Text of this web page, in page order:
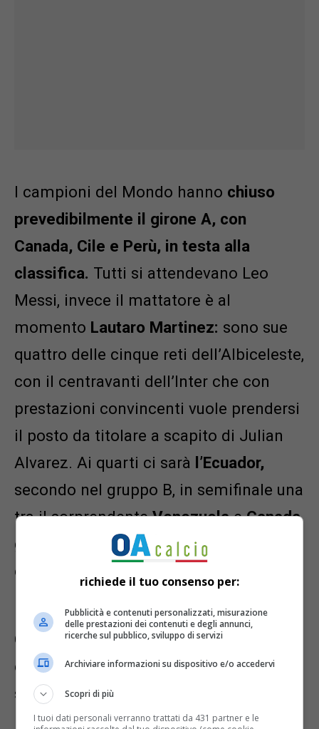
I campioni del Mondo hanno chiuso
prevedibilmente il girone A, con
Canada, Cile e Perù, in testa alla
classifica. Tutti si attendevano Leo
Messi, invece il mattatore è al
momento Lautaro Martinez: sono sue
quattro delle cinque reti dell’Albiceleste,
con il centravanti dell’Inter che con
prestazioni convincenti vuole prendersi
il posto da titolare a scapito di Julian
Alvarez. Ai quarti ci sarà l’Ecuador,
secondo nel gruppo B, in semifinale una
tra il sorprendenteVenezuelaeCanada
già battuto nella prima fase: per Messi
e compagni il cammino, salvo
Qualche difficoltà in più per il Brasile,
che non si è sforzato più di tanto per
superare il primo taglio nel gruppo D.
Basta la vittoria con ilParaguayed i
richiede il tuo consenso per:
Pubblicità e contenuti personalizzati, misurazione
delle prestazioni dei contenuti e degli annunci,
ricerche sul pubblico, sviluppo di servizi
Archiviare informazioni su dispositivo e/o accedervi
Scopri di più
I tuoi dati personali verranno trattati da 431 partner e le